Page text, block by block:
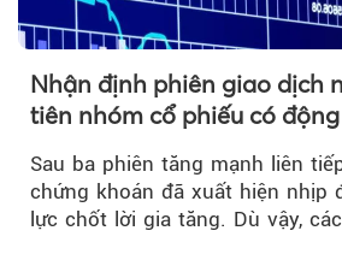
Nhận định phiên giao dịch
tiên nhóm cổ phiếu có
Sau ba phiên tăng mạnh liên
chứng khoán đã xuất hiện nhịp
lực chốt lời gia tăng. Dù vậy,